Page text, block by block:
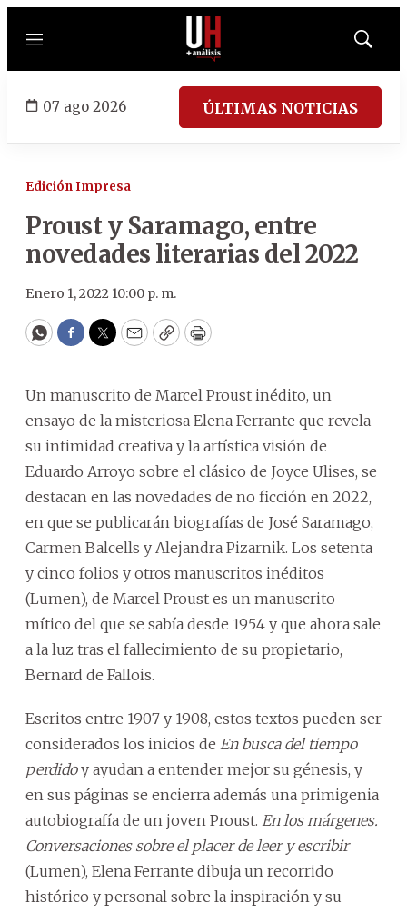
Menú
Mostrar
07 ago 2026 ÚLTIMAS NOTICIAS
Edición Impresa
Proust y Saramago, entre
novedades literarias del 2022
Enero 1, 2022 10:00 p. m.
WhatsApp
Facebook
Twitter
EmailCopyPrint
Un manuscrito de Marcel Proust inédito, un
ensayo de la misteriosa Elena Ferrante que revela
su intimidad creativa y la artística visión de
Eduardo Arroyo sobre el clásico de Joyce Ulises, se
destacan en las novedades de no ficción en 2022,
en que se publicarán biografías de José Saramago,
Carmen Balcells y Alejandra Pizarnik. Los setenta
y cinco folios y otros manuscritos inéditos
(Lumen), de Marcel Proust es un manuscrito
mítico del que se sabía desde 1954 y que ahora sale
a la luz tras el fallecimiento de su propietario,
Bernard de Fallois.
Escritos entre 1907 y 1908, estos textos pueden ser
considerados los inicios de En busca del tiempo
perdidoy ayudan a entender mejor su génesis, y
en sus páginas se encierra además una primigenia
autobiografía de un joven Proust. En los márgenes.
Conversaciones sobre el placer de leer y escribir
(Lumen), Elena Ferrante dibuja un recorrido
histórico y personal sobre la inspiración y su